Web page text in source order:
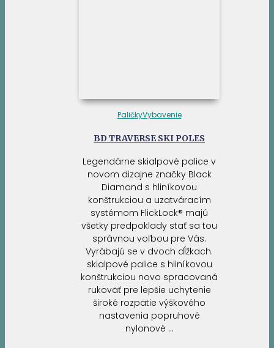
PaličkyVybavenie
BD TRAVERSE SKI POLES
Legendárne skialpové palice v
novom dizajne značky Black
Diamond s hliníkovou
konštrukciou a uzatváracím
systémom FlickLock® majú
všetky predpoklady stať sa tou
správnou voľbou pre Vás.
Vyrábajú se v dvoch dĺžkach.
skialpové palice s hliníkovou
konštrukciou novo spracovaná
rukoväť pre lepšie uchytenie
široké rozpätie výškového
nastavenia popruhové
nylonové …